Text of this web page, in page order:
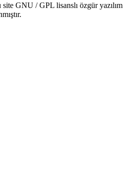
GNU / GPL lisanslı özgür yazılım